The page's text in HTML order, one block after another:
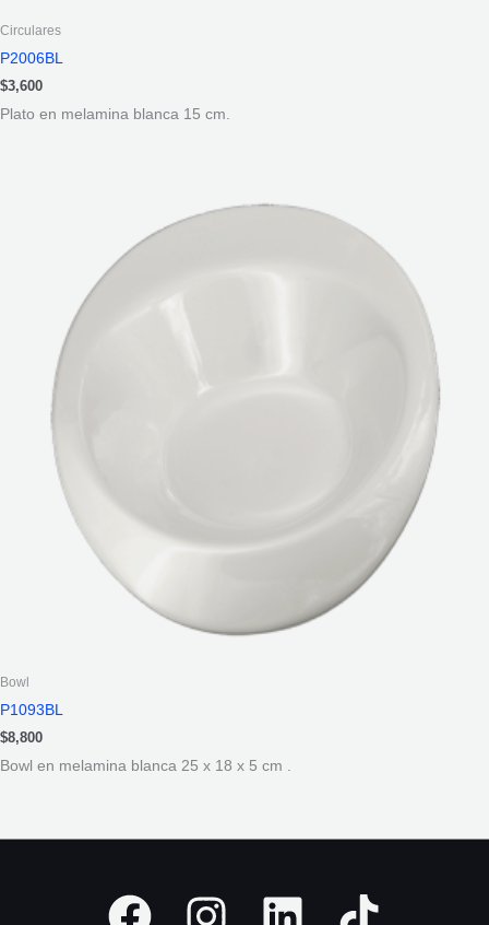
Circulares
P2006BL
$3,600
Plato en melamina blanca 15 cm.
Bowl
P1093BL
$8,800
Bowl en melamina blanca 25 x 18 x 5 cm .